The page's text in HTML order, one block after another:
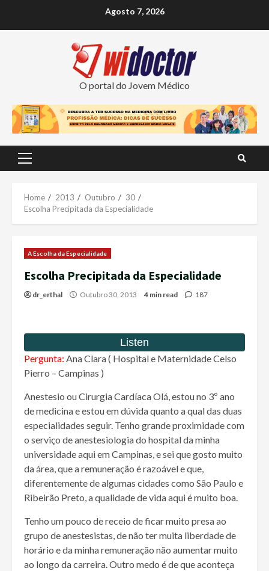
Agosto 7, 2026
O portal do Jovem Médico
Primary
Home 2013 Outubro
30
Escolha Precipitada da Especialidade
A Escolha da Especialidade
Escolha Precipitada da Especialidade
dr_erthal Outubro 30, 2013 4 min read 187
Pergunta: Ana Clara ( Hospital e Maternidade Celso
Pierro – Campinas )
Anestesio ou Cirurgia Cardíaca Olá, estou no 3º ano
de medicina e estou em dúvida quanto a qual das duas
especialidades seguir. Tenho grande proximidade com
o serviço de anestesiologia do hospital da minha
universidade aqui em Campinas, e sei que gosto muito
da área, que a remuneração é razoável e que,
diferentemente de algumas cidades como São Paulo e
Ribeirão Preto, a qualidade de vida aqui é muito boa.
Tenho um pouco de receio de ficar muito presa ao
grupo de anestesistas, de não ter muita liberdade de
horário e da minha remuneração não aumentar muito
ao longo da carreira. Outro medo é de que aconteça